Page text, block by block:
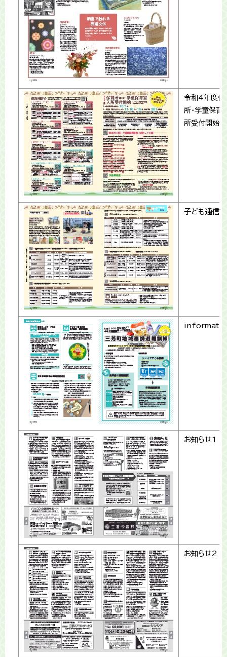
令和4年度保
所・学童保育
所受付開始
子ども通信
お知らせ1
お知らせ2